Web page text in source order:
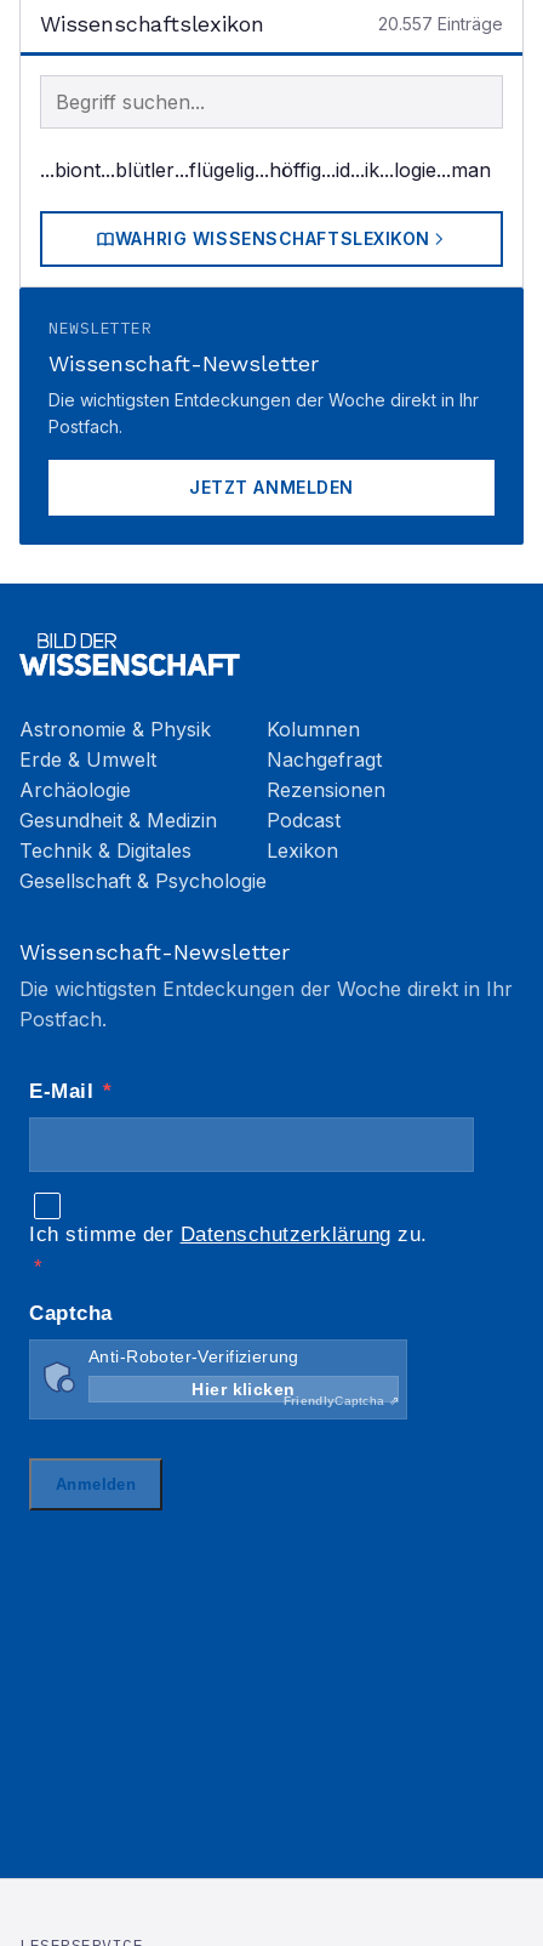
Wissenschaftslexikon 20.557 Einträge
Begriff im Lexikon suchen
...biont...blütler...flügelig...höffig...id...ik...logie...man
WAHRIG WISSENSCHAFTSLEXIKON
NEWSLETTER
Wissenschaft-Newsletter
Die wichtigsten Entdeckungen der Woche direkt in Ihr
Postfach.
JETZT ANMELDEN
Astronomie & Physik
Erde & Umwelt
Archäologie
Gesundheit & Medizin
Technik & Digitales
Gesellschaft & Psychologie
Kolumnen
Nachgefragt
Rezensionen
Podcast
Lexikon
Wissenschaft-Newsletter
Die wichtigsten Entdeckungen der Woche direkt in Ihr
Postfach.